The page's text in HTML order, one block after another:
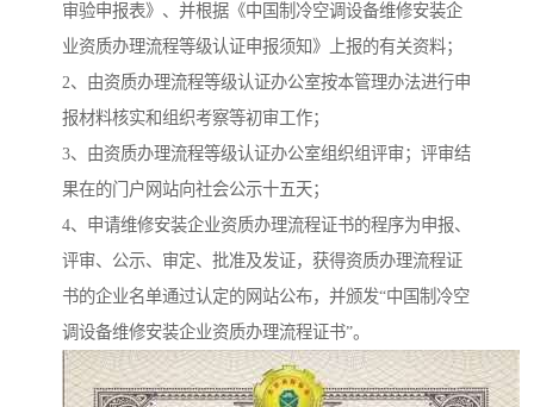
审验申报表》、并根据《中国制冷空调设备维修安装企
业资质办理流程等级认证申报须知》上报的有关资料；
2、由资质办理流程等级认证办公室按本管理办法进行申
报材料核实和组织考察等初审工作；
3、由资质办理流程等级认证办公室组织组评审；评审结
果在的门户网站向社会公示十五天；
4、申请维修安装企业资质办理流程证书的程序为申报、
评审、公示、审定、批准及发证，获得资质办理流程证
书的企业名单通过认定的网站公布，并颁发“中国制冷空
调设备维修安装企业资质办理流程证书”。